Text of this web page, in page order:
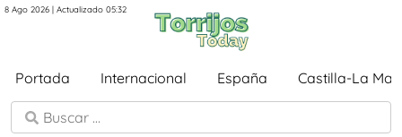
8 Ago 2026 | Actualizado 05:32
Portada Internacional España Castilla-La